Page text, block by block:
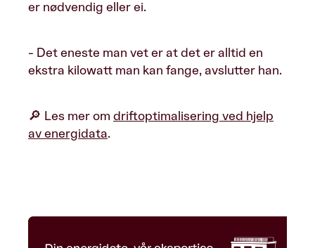
er nødvendig eller ei.
- Det eneste man vet er at det er alltid en
ekstra kilowatt man kan fange, avslutter han.
🔎 Les mer om driftoptimalisering ved hjelp
av energidata.